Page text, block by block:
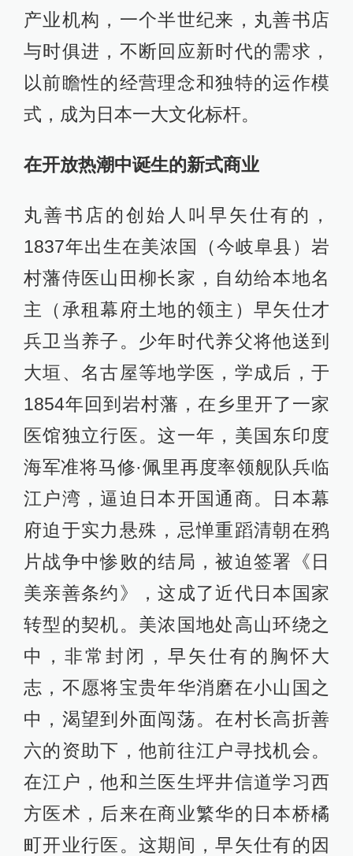
产业机构，一个半世纪来，丸善书店
与时俱进，不断回应新时代的需求，
以前瞻性的经营理念和独特的运作模
式，成为日本一大文化标杆。
在开放热潮中诞生的新式商业
丸善书店的创始人叫早矢仕有的，
1837年出生在美浓国（今岐阜县）岩
村藩侍医山田柳长家，自幼给本地名
主（承租幕府土地的领主）早矢仕才
兵卫当养子。少年时代养父将他送到
大垣、名古屋等地学医，学成后，于
1854年回到岩村藩，在乡里开了一家
医馆独立行医。这一年，美国东印度
海军准将马修·佩里再度率领舰队兵临
江户湾，逼迫日本开国通商。日本幕
府迫于实力悬殊，忌惮重蹈清朝在鸦
片战争中惨败的结局，被迫签署《日
美亲善条约》，这成了近代日本国家
转型的契机。美浓国地处高山环绕之
中，非常封闭，早矢仕有的胸怀大
志，不愿将宝贵年华消磨在小山国之
中，渴望到外面闯荡。在村长高折善
六的资助下，他前往江户寻找机会。
在江户，他和兰医生坪井信道学习西
方医术，后来在商业繁华的日本桥橘
町开业行医。这期间，早矢仕有的因